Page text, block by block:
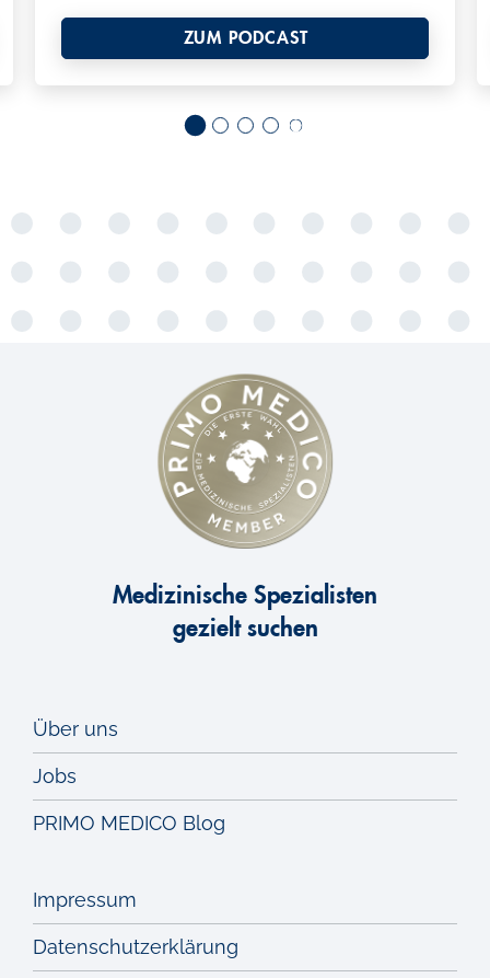
ZUM PODCAST
Medizinische Spezialisten
gezielt suchen
Über uns
Jobs
PRIMO MEDICO Blog
Impressum
Datenschutzerklärung